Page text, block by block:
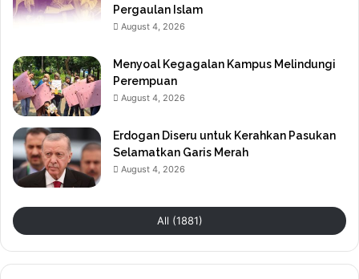
Pergaulan Islam
August 4, 2026
Menyoal Kegagalan Kampus Melindungi
Perempuan
August 4, 2026
Erdogan Diseru untuk Kerahkan Pasukan
Selamatkan Garis Merah
August 4, 2026
All (1881)